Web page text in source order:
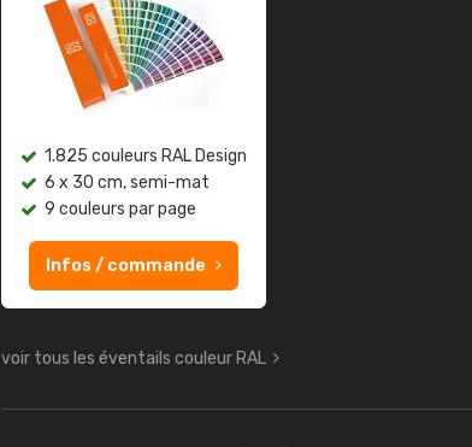
1.825 couleurs RAL Design
6 x 30 cm, semi-mat
9 couleurs par page
Infos / commande
voir tous les éventails couleur RAL